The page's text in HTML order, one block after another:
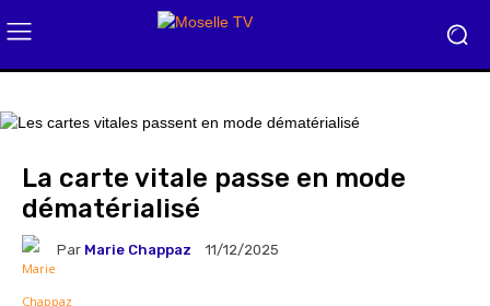
La carte vitale passe en mode
dématérialisé
Par Marie Chappaz 11/12/2025